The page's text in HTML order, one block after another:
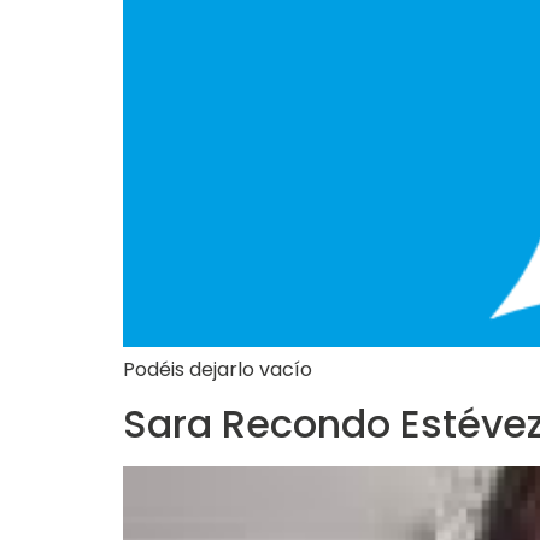
Podéis dejarlo vacío
Sara Recondo